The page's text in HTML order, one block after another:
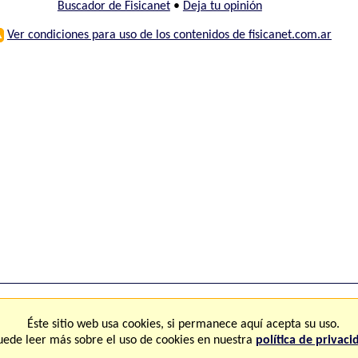
Buscador de Fisicanet• Deja tu opinión
Ver condiciones para uso de los contenidos de fisicanet.com.ar
Éste sitio web usa cookies, si permanece aquí acepta su uso.
leer más sobre el uso de cookies en nuestra política de